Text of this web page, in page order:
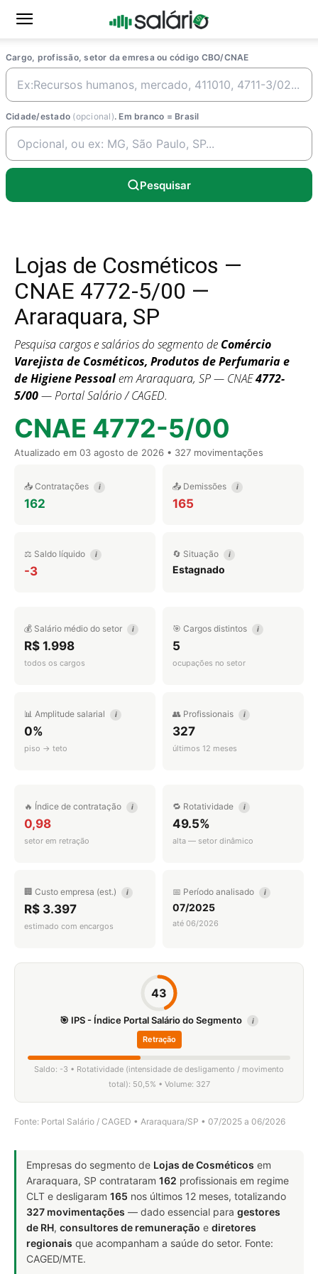
Cargo, profissão, setor da emresa ou código CBO/CNAE
Cidade/estado (opcional). Em branco = Brasil
Pesquisar
Lojas de Cosméticos —
CNAE 4772-5/00 —
Araraquara, SP
Pesquisa cargos e salários do segmento de Comércio
Varejista de Cosméticos, Produtos de Perfumaria e
de Higiene Pessoalem Araraquara, SP — CNAE4772-
5/00— Portal Salário / CAGED.
CNAE 4772-5/00
Atualizado em 03 agosto de 2026 • 327 movimentações
📥 Contratações i
162
📤 Demissões i
165
⚖️ Saldo líquido i
-3
🔄 Situação i
Estagnado
💰 Salário médio do setor i
R$ 1.998
todos os cargos
🎯 Cargos distintos i
5
ocupações no setor
📊 Amplitude salarial i
0%
piso → teto
👥 Profissionais i
327
últimos 12 meses
🔥 Índice de contratação i
0,98
setor em retração
🔁 Rotatividade i
49.5%
alta — setor dinâmico
🏢 Custo empresa (est.) i
R$ 3.397
estimado com encargos
📅 Período analisado i
07/2025
até 06/2026
43
🎯 IPS - Índice Portal Salário do Segmento i
Retração
Saldo: -3 • Rotatividade (intensidade de desligamento / movimento
total): 50,5% • Volume: 327
Fonte: Portal Salário / CAGED • Araraquara/SP • 07/2025 a 06/2026
Empresas do segmento de Lojas de Cosméticos em
Araraquara, SP contrataram 162 profissionais em regime
CLT e desligaram 165 nos últimos 12 meses, totalizando
327 movimentações — dado essencial para gestores
de RH, consultores de remuneração e diretores
regionais que acompanham a saúde do setor. Fonte:
CAGED/MTE.